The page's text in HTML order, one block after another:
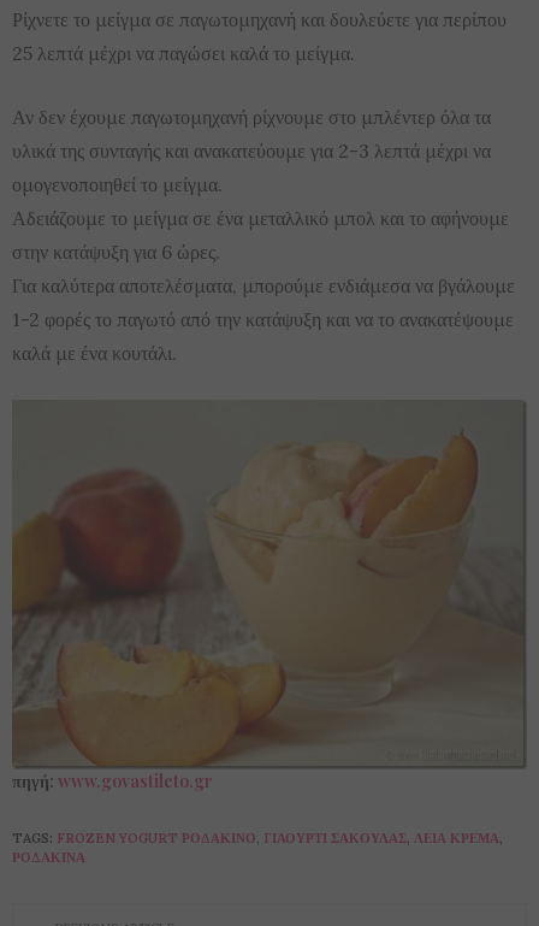
Ρίχνετε το μείγμα σε παγωτομηχανή και δουλεύετε για περίπου
25 λεπτά μέχρι να παγώσει καλά το μείγμα.
Αν δεν έχουμε παγωτομηχανή ρίχνουμε στο μπλέντερ όλα τα
υλικά της συνταγής και ανακατεύουμε για 2-3 λεπτά μέχρι να
ομογενοποιηθεί το μείγμα.
Αδειάζουμε το μείγμα σε ένα μεταλλικό μπολ και το αφήνουμε
στην κατάψυξη για 6 ώρες.
Για καλύτερα αποτελέσματα, μπορούμε ενδιάμεσα να βγάλουμε
1-2 φορές το παγωτό από την κατάψυξη και να το ανακατέψουμε
καλά με ένα κουτάλι.
πηγή: www.govastileto.gr
TAGS: FROZEN YOGURT ΡΟΔΆΚΙΝΟ ΓΙΑΟΎΡΤΙ ΣΑΚΟΎΛΑΣ ΛΕΊΑ ΚΡΈΜΑ
ΡΟΔΆΚΙΝΑ